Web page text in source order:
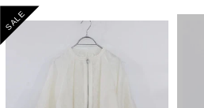
格
SALE